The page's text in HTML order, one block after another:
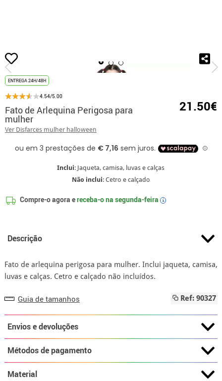
início Fato de Arlequina Perigosa
ENTREGA 24H/48H
4.54/5.00
Fato de Arlequina Perigosa para
mulher
Ver Disfarces mulher halloween
21.50€
Inclui: Jaqueta, camisa, luvas e calças
Não inclui: Cetro e calçado
Compre-o agora ereceba-o na segunda-feira i
Descrição
Fato de arlequina perigosa para mulher. Inclui jaqueta, camisa,
luvas e calças. Cetro e calçado não incluídos.
Guia de tamanhos Ref: 90327
Envios e devoluções
Métodos de pagamento
Material